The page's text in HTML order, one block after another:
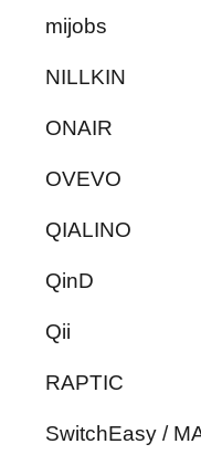
mijobs
NILLKIN
ONAIR
OVEVO
QIALINO
QinD
Qii
RAPTIC
SwitchEasy /